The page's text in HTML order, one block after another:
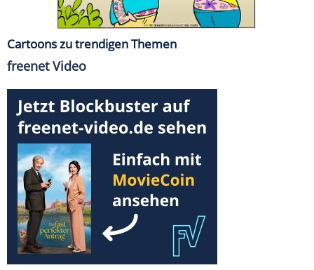
Cartoons zu trendigen Themen
freenet Video